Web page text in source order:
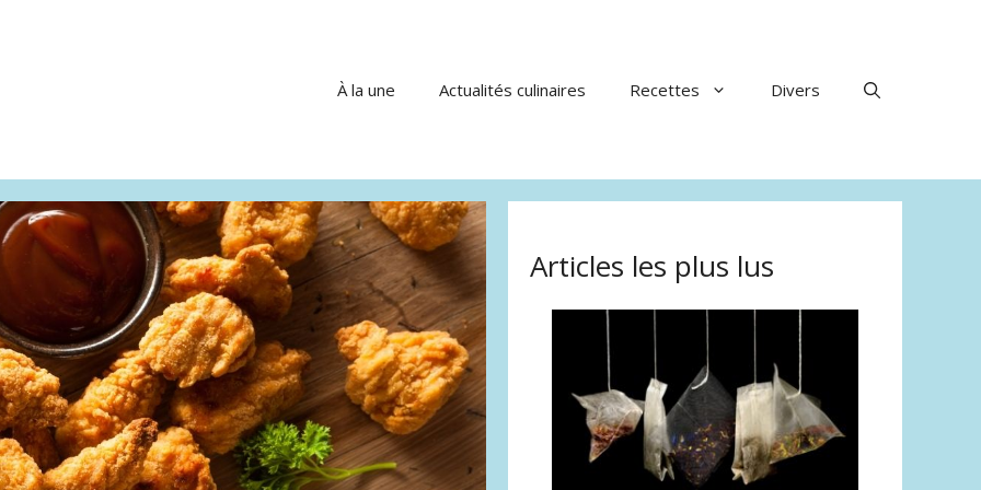
À la une Actualités culinaires Recettes Divers
Articles les plus lus